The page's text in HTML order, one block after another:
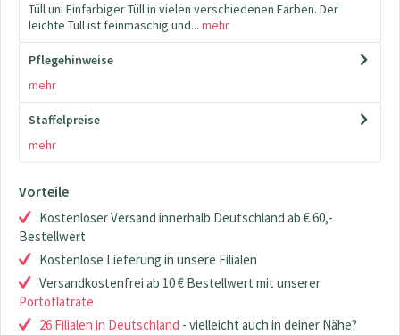
Tüll uni Einfarbiger Tüll in vielen verschiedenen Farben. Der
leichte Tüll ist feinmaschig und... mehr
Pflegehinweise
mehr
Staffelpreise
mehr
Vorteile
Kostenloser Versand innerhalb Deutschland ab € 60,-
Bestellwert
Kostenlose Lieferung in unsere Filialen
Versandkostenfrei ab 10 € Bestellwert mit unserer
Portoflatrate
26 Filialen in Deutschland - vielleicht auch in deiner Nähe?